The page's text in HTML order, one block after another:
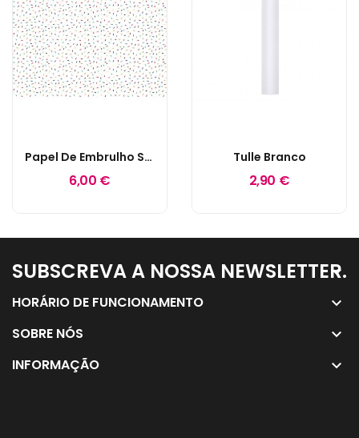
Papel De Embrulho Sprinkle
6,00 €
Tulle Branco
2,90 €
SUBSCREVA A NOSSA NEWSLETTER.
keyboard_arrow_down
HORÁRIO DE FUNCIONAMENTO keyboard_arrow_down
SOBRE NÓS keyboard_arrow_down
INFORMAÇÃO keyboard_arrow_down